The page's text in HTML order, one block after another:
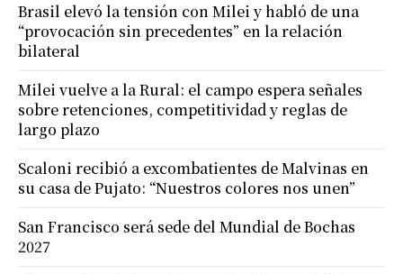
Brasil elevó la tensión con Milei y habló de una
“provocación sin precedentes” en la relación
bilateral
Milei vuelve a la Rural: el campo espera señales
sobre retenciones, competitividad y reglas de
largo plazo
Scaloni recibió a excombatientes de Malvinas en
su casa de Pujato: “Nuestros colores nos unen”
San Francisco será sede del Mundial de Bochas
2027